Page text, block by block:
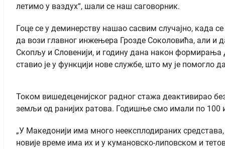
летимо у ваздух“, шали се наш саговорник.
Гоце се у деминерству нашао сасвим случајно, када
да вози главног инжењера Грозде Соколовића, али и
Скопљу и Словенији, и годину дана након формирања
ставио је у функцији нове службе, што му је
Током вишедеценијског радног стажа деактивирао
земљи од ранијих ратова. Годишње смо имали по 100
„У Македонији има много неексплодираних
новије време има их и у кумановско-липовском и